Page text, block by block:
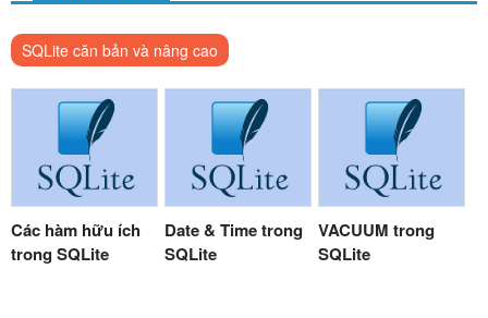
SQLite căn bản và nâng cao
Các hàm hữu ích
trong SQLite
Date & Time trong
SQLite
VACUUM trong
SQLite